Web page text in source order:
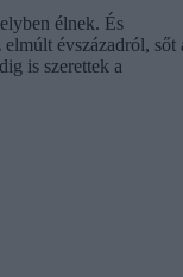
élnek. És
évszázadról, sőt
is szerettek a